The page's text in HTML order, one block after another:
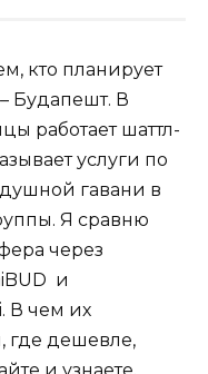
кто планирует
Будапешт. В
работает шаттл-
услуги по
гавани в
Я сравню
через
и
В чем их
где дешевле,